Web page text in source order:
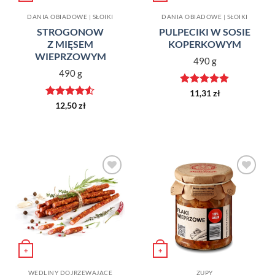
DANIA OBIADOWE | SŁOIKI
STROGONOW
Z MIĘSEM
WIEPRZOWYM
490 g
Oceniono
12,50zł
DANIA OBIADOWE | SŁOIKI
PULPECIKI W SOSIE
KOPERKOWYM
490 g
Oceniono
11,31zł
Dodaj do
ulubionych
+
WĘDLINY DOJRZEWAJĄCE
Dodaj do
ulubionych
+
ZUPY